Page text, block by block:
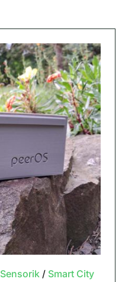
Sensorik/ Smart City